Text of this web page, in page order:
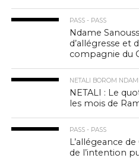
PASS - PASS
Ndame
d’allégresse et
compagnie du
NETALI BOROM
NETALI : Le
les mois de
PASS - PASS
L’allégeance
de l’intention